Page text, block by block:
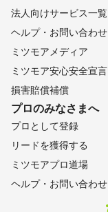
法人向けサービス一覧
ヘルプ・お問い合わせ
ミツモアメディア
ミツモア安心安全宣言
損害賠償補償
プロのみなさまへ
プロとして登録
リードを獲得する
ミツモアプロ道場
ヘルプ・お問い合わせ